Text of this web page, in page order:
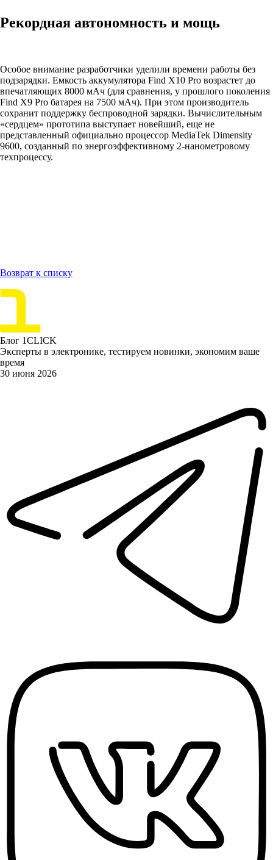
Рекордная автономность и мощь
Особое внимание разработчики уделили времени работы без
подзарядки. Емкость аккумулятора Find X10 Pro возрастет до
впечатляющих 8000 мАч (для сравнения, у прошлого поколения
Find X9 Pro батарея на 7500 мАч). При этом производитель
сохранит поддержку беспроводной зарядки. Вычислительным
«сердцем» прототипа выступает новейший, еще не
представленный официально процессор MediaTek Dimensity
9600, созданный по энергоэффективному 2-нанометровому
техпроцессу.
Возврат к списку
Блог 1CLICK
Эксперты в электронике, тестируем новинки, экономим ваше
время
30 июня 2026